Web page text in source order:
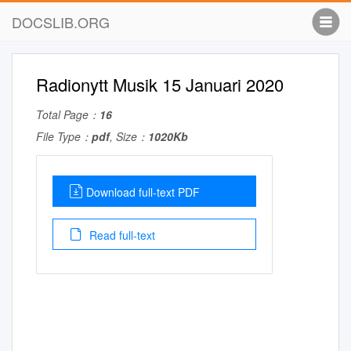
DOCSLIB.ORG
Radionytt Musik 15 Januari 2020
Total Page： 16
File Type： pdf, Size： 1020Kb
Download full-text PDF
Read full-text